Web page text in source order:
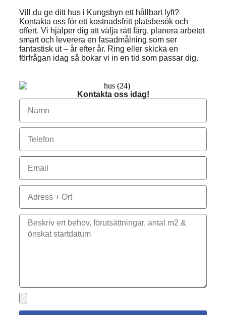
Vill du ge ditt hus i Kungsbyn ett hållbart lyft?
Kontakta oss för ett kostnadsfritt platsbesök och
offert. Vi hjälper dig att välja rätt färg, planera arbetet
smart och leverera en fasadmålning som ser
fantastisk ut – år efter år. Ring eller skicka en
förfrågan idag så bokar vi in en tid som passar dig.
Kontakta oss idag!